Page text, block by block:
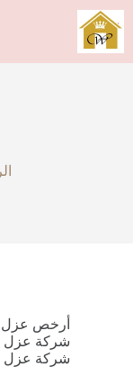
التجاوز
إلى
المحتوى
أرخص عزل
شركة عزل
شركة عزل